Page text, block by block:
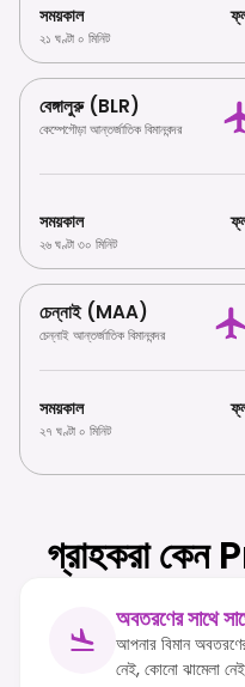
সময়কাল
২১ ঘণ্টা ০ মিনিট
বেঙ্গালুরু (BLR)
কেম্পেগৌড়া আন্তর্জাতিক বিমানবন্দর
সময়কাল
২৬ ঘণ্টা ৩০ মিনিট
চেন্নাই (MAA)
চেন্নাই আন্তর্জাতিক বিমানবন্দর
সময়কাল
২৭ ঘণ্টা ০ মিনিট
গ্রাহকরা কেন
অবতরণের সাথে
আপনার বিমান
নেই, কোনো ঝামেলা